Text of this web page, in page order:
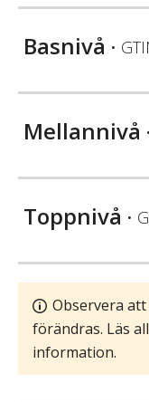
Basnivå •
Mellannivå
Toppnivå •
Observera
förändras. Läs
information.